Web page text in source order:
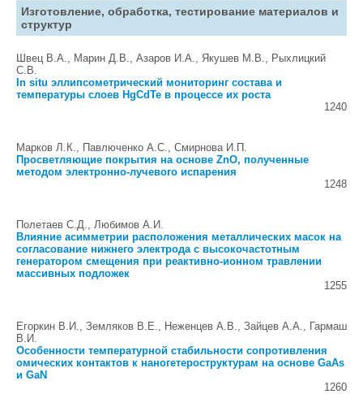
Изготовление, обработка, тестирование материалов и
структур
Швец В.А., Марин Д.В., Азаров И.А., Якушев М.В., Рыхлицкий
С.В.
In situ эллипсометрический мониторинг состава и
температуры слоeв HgCdTe в процессе их роста
1240
Марков Л.К., Павлюченко А.С., Смирнова И.П.
Просветляющие покрытия на основе ZnO, полученные
методом электронно-лучевого испарения
1248
Полетаев С.Д., Любимов А.И.
Влияние асимметрии расположения металлических масок на
согласование нижнего электрода с высокочастотным
генератором смещения при реактивно-ионном травлении
массивных подложек
1255
Егоркин В.И., Земляков В.Е., Неженцев А.В., Зайцев А.А., Гармаш
В.И.
Особенности температурной стабильности сопротивления
омических контактов к наногетероструктурам на основе GaAs
и GaN
1260